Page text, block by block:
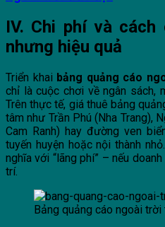
IV. Chi phí và
nhưng hiệu quả
Triển khai bảng quảng cáo
chỉ là cuộc chơi về ngân sách,
Trên thực tế, giá thuê bảng
tâm như Trần Phú (Nha Trang),
Cam Ranh) hay đường ven
tuyến huyện hoặc nội thành
nghĩa với “lãng phí” – nếu
trí.
Bảng quảng cáo ngoài trời